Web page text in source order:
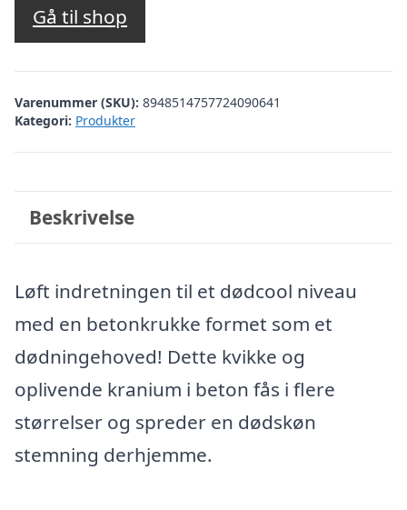
Gå til shop
Varenummer (SKU): 8948514757724090641
Kategori: Produkter
Beskrivelse
Løft indretningen til et dødcool niveau
med en betonkrukke formet som et
dødningehoved! Dette kvikke og
oplivende kranium i beton fås i flere
størrelser og spreder en dødskøn
stemning derhjemme.